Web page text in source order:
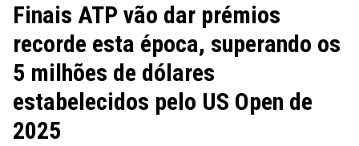
Finais ATP vão dar prémios
recorde esta época, superando os
5 milhões de dólares
estabelecidos pelo US Open de
2025